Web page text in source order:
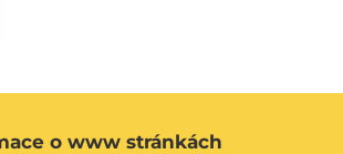
o www stránkách